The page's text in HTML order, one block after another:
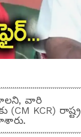
వారి
KCR) రాష్ట్ర